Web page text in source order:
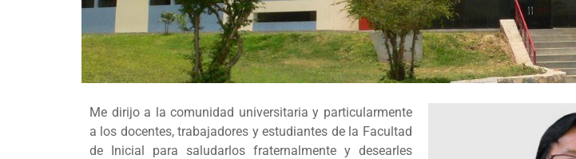
Me dirijo a la comunidad universitaria y particularmente
a los docentes, trabajadores y estudiantes de la Facultad
de Inicial para saludarlos fraternalmente y desearles